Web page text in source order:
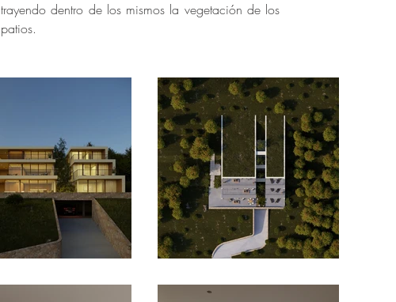
trayendo dentro de los mismos la vegetación de los
patios.